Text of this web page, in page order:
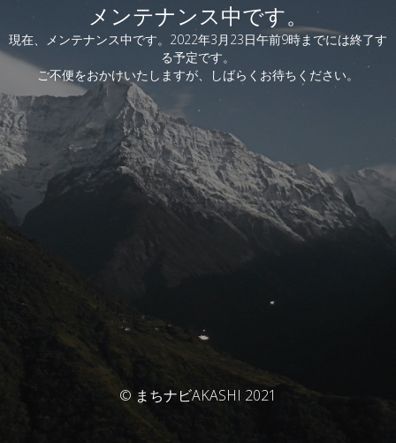
メンテナンス中です。
現在、メンテナンス中です。2022年3月23日午前9時までには終了す
る予定です。
ご不便をおかけいたしますが、しばらくお待ちください。
© まちナビAKASHI 2021